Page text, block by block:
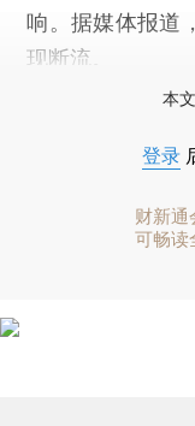
响。据媒体报道
现断流。
本
登录
财新通
可畅读